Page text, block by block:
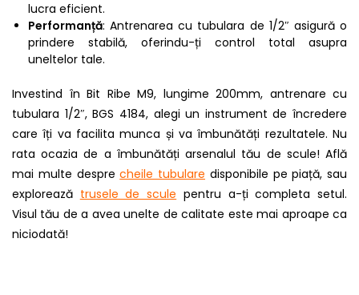
lucra eficient.
Performanță: Antrenarea cu tubulara de 1/2″ asigură o
prindere stabilă, oferindu-ți control total asupra
uneltelor tale.
Investind în Bit Ribe M9, lungime 200mm, antrenare cu
tubulara 1/2″, BGS 4184, alegi un instrument de încredere
care îți va facilita munca și va îmbunătăți rezultatele. Nu
rata ocazia de a îmbunătăți arsenalul tău de scule! Află
mai multe desprecheile tubulare disponibile pe piață, sau
explorează trusele de scule pentru a-ți completa setul.
Visul tău de a avea unelte de calitate este mai aproape ca
niciodată!